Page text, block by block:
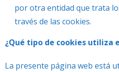
por otra entidad que trata
través de las cookies.
¿Qué tipo de cookies utiliza
La presente página web está